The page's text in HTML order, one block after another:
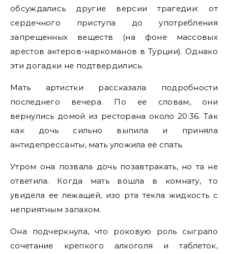
обсуждались другие версии трагедии: от
сердечного приступа до употребления
запрещенных веществ (на фоне массовых
арестов актеров-наркоманов в Турции). Однако
эти догадки не подтвердились.
Мать артистки рассказала подробности
последнего вечера. По ее словам, они
вернулись домой из ресторана около 20:36. Так
как дочь сильно выпила и приняла
антидепрессанты, мать уложила её спать.
Утром она позвала дочь позавтракать, но та не
ответила. Когда мать вошла в комнату, то
увидела ее лежащей, изо рта текла жидкость с
неприятным запахом.
Она подчеркнула, что роковую роль сыграло
сочетание крепкого алкоголя и таблеток,